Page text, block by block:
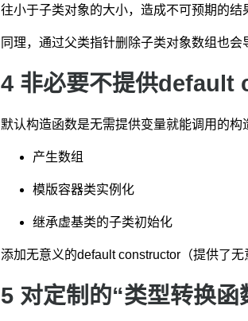
往小于子类对象的大小，造成不可预期的结
同理，通过父类指针删除子类对象数组也会
4 非必要不提供
默认构造函数是无需提供变量就能调用的构
产生数组
模版容器类实例化
继承虚基类的子类初始化
添加无意义的default constructor（提供了
5 对定制的“类型转换函